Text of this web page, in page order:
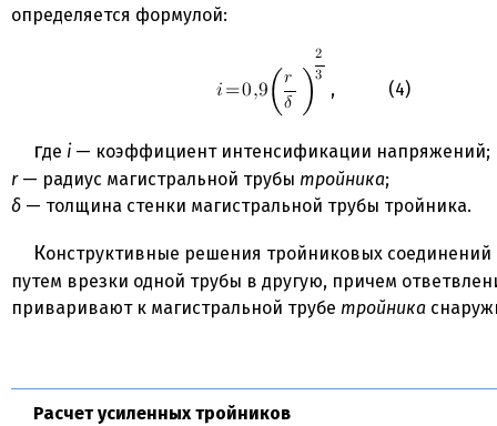
определяется формулой:
, (4)
где i— коэффициент интенсификации напряжений;
r— радиус магистральной трубы тройника;
δ — толщина стенки магистральной трубы тройника.
Конструктивные решения тройниковых соединений выполняют
путем врезки одной трубы в другую, причем
приваривают к магистральной трубе тройника
Расчет усиленных тройников